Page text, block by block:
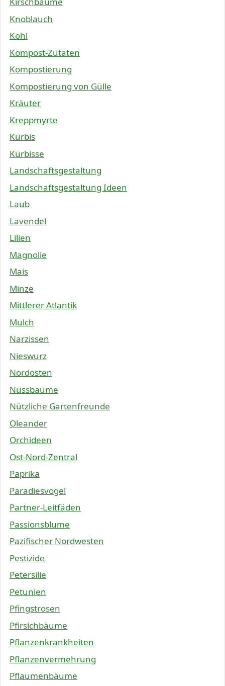
Knoblauch
Kohl
Kompost-Zutaten
Kompostierung
Kompostierung von Gülle
Kräuter
Kreppmyrte
Kürbis
Kürbisse
Landschaftsgestaltung
Landschaftsgestaltung Ideen
Laub
Lavendel
Lilien
Magnolie
Mais
Minze
Mittlerer Atlantik
Mulch
Narzissen
Nieswurz
Nordosten
Nussbäume
Nützliche Gartenfreunde
Oleander
Orchideen
Ost-Nord-Zentral
Paprika
Paradiesvogel
Partner-Leitfäden
Passionsblume
Pazifischer Nordwesten
Pestizide
Petersilie
Petunien
Pfingstrosen
Pfirsichbäume
Pflanzenkrankheiten
Pflanzenvermehrung
Pflaumenbäume